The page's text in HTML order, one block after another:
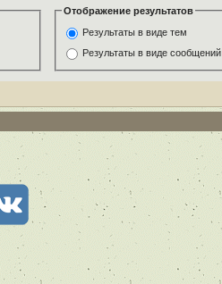
Отображение результатов
Результаты в виде тем
Результаты в виде сообщений